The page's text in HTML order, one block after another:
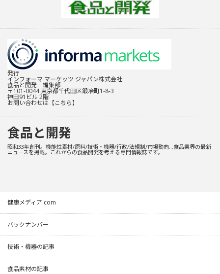
発行
インフォーマ マーケッツ ジャパン株式会社
食品と開発 編集部
〒101-0044 東京都千代田区鍛冶町1-8-3
神田91ビル 2階
お問い合わせは 【こちら】
食品と開発
昭和33年創刊。機能性素材/原料/技術・機器/行政/法規制/市場動向…食品業界の最新
ニュースを掲載。これからの食品開発を考える専門情報誌です。
健康メディア.com
バックナンバー
技術・機器の記事
食品素材の記事